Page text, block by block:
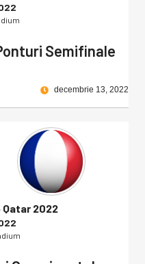
Semifinale
decembrie 13, 2022
Qatar 2022